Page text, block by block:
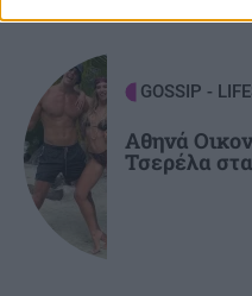
Γαύδος: Επιχείρηση
γυναίκα
GOSSIP - LIFESTYLE
Η Μαρίνα Βερνίκου
πόζαρε μαζί του
GOSSIP -
Αθηνά
Τσερέλα